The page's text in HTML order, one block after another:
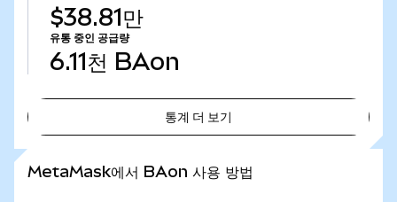
$38.81만
유통 중인 공급량
6.11천 BAon
통계 더 보기
MetaMask에서 BAon 사용 방법